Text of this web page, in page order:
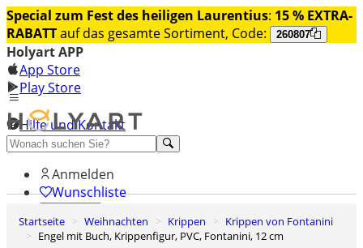
Special zum Fest des heiligen Laurentius: 15 % EXTRA-
RABATTauf das gesamte Sortiment, Code: 260807
Holyart APP
App Store
Play Store
Hilfe und Kontakt
Entdecken Sie Premium
Anmelden
Wunschliste
0
Warenkorb
Startseite Weihnachten Krippen
Krippen von Fontanini
Engel mit Buch, Krippenfigur, PVC, Fontanini, 12 cm